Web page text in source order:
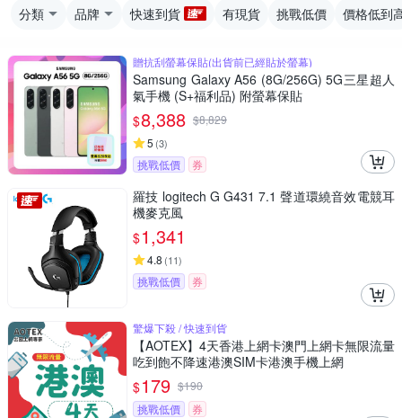
分類 品牌 快速到貨 有現貨 挑戰低價 價格低到
贈抗刮螢幕保貼(出貨前已經貼於螢幕)
Samsung Galaxy A56 (8G/256G) 5G三星超人
氣手機 (S+福利品) 附螢幕保貼
$8,388 $8,829
5 (3)
挑戰低價 券
羅技 logitech G G431 7.1 聲道環繞音效電競耳
機麥克風
$1,341
4.8 (11)
挑戰低價 券
驚爆下殺 / 快速到貨
【AOTEX】4天香港上網卡澳門上網卡無限流量
吃到飽不降速港澳SIM卡港澳手機上網
$179 $190
挑戰低價
券